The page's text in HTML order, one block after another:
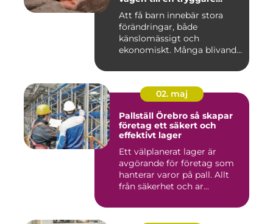
Att få barn innebär stora
förändringar, både
känslomässigt och
ekonomiskt. Många blivande
02. maj
Pallställ Örebro så skapar
företag ett säkert och
effektivt lager
Ett välplanerat lager är
avgörande för företag som
hanterar varor på pall. Allt
från säkerhet och ar...